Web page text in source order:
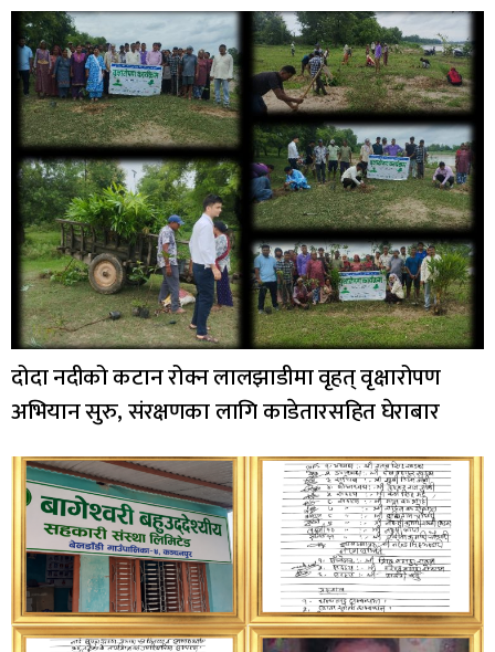
दोदा नदीको कटान रोक्न लालझाडीमा वृहत् वृक्षारोपण
अभियान सुरु, संरक्षणका लागि काडेतारसहित घेराबार